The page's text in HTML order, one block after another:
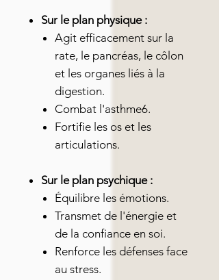
Sur le plan physique :
Agit efficacement sur la
rate, le pancréas, le côlon
et les organes liés à la
digestion.
Combat l'asthme6.
Fortifie les os et les
articulations.
Sur le plan psychique :
Équilibre les émotions.
Transmet de l'énergie et
de la confiance en soi.
Renforce les défenses face
au stress.